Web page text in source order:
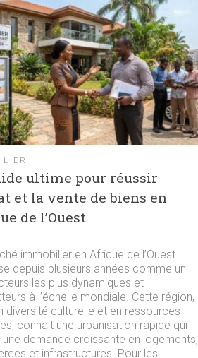
ultime pour réussir
et la vente de biens en
de l’Ouest
immobilier en Afrique de l’Ouest
depuis plusieurs années comme un
les plus dynamiques et
à l’échelle mondiale. Cette région,
diversité culturelle et en ressources
connait une urbanisation rapide qui
une demande croissante en logements,
et infrastructures. Pour les